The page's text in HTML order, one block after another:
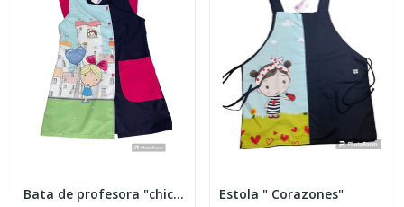
Bata de profesora "chica de ciudad" Estola " Corazones"